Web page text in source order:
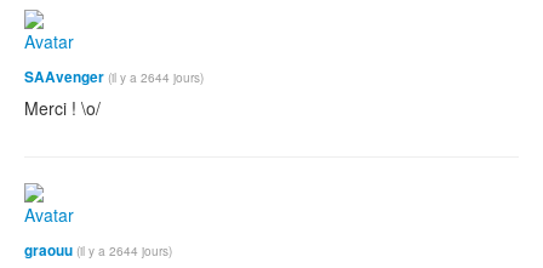
SAAvenger (il y a 2644 jours)
Merci ! \o/
graouu (il y a 2644 jours)